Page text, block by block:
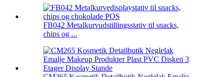
FB042 Metalkurvudstillingsstativ til snacks,
chips og ...